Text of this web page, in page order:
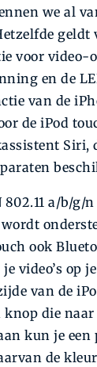
we al
geldt
voor video-
en de
van de
de iPod
Siri,
802.11 a/b/g/
ook
video’s op
van de
knop die
kun je een
de